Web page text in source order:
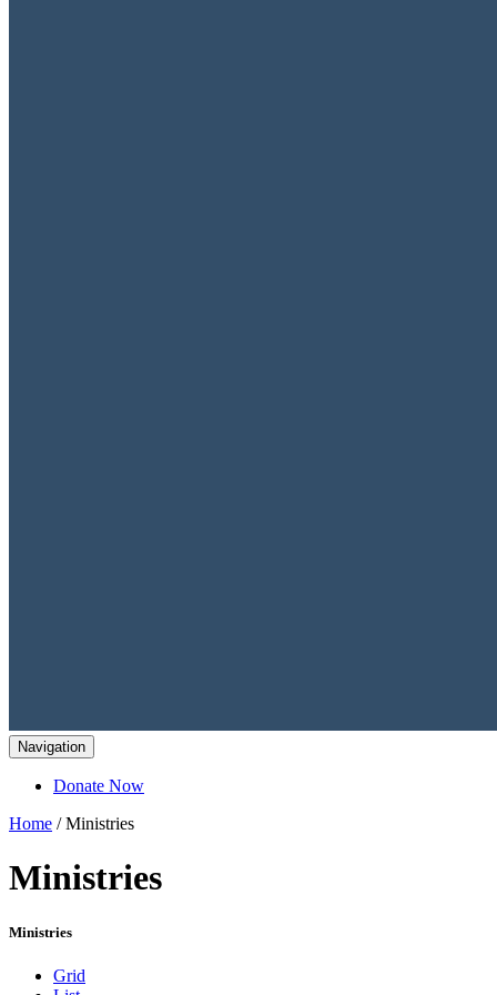
Navigation
Donate Now
Home / Ministries
Ministries
Ministries
Grid